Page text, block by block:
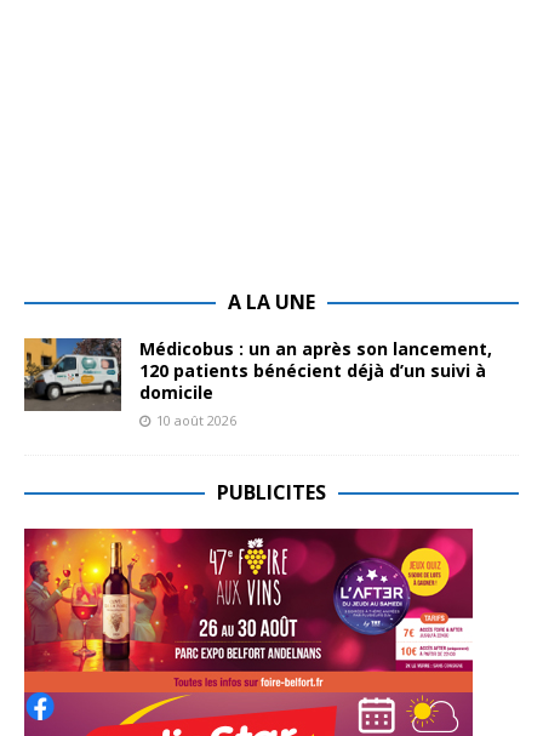
A LA UNE
Médicobus : un an après son lancement,
120 patients bénéficient déjà d’un suivi à
domicile
10 août 2026
PUBLICITES